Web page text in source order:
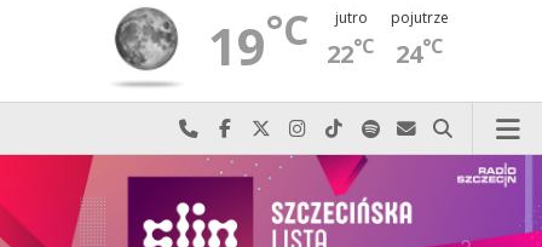
19°C jutro
22°C
pojutrze
24°C
Najlepiej po prostu do nas zadzwoń
Odwiedź nas na Facebook-u
Odwiedź nas na X
Odwiedź nas na Instagram-ie
Odwiedź nas na TikTok-u
Szukaj nas na Spotify
Wyślij do nas
Szukaj